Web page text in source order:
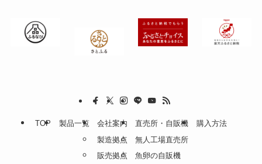
TOP 製品一覧
会社案内
製造拠点
販売拠点
直売所・自販機
無人工場直売所
魚卵の自販機
購入方法